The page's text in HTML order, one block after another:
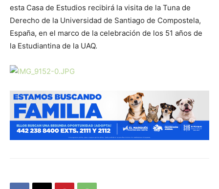
esta Casa de Estudios recibirá la visita de la Tuna de
Derecho de la Universidad de Santiago de Compostela,
España, en el marco de la celebración de los 51 años de
la Estudiantina de la UAQ.